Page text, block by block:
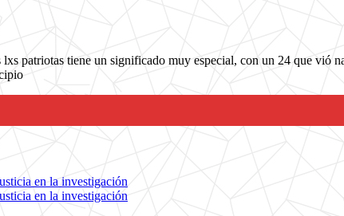
patriotas tiene un significado muy especial, con un 24 que vió
en la investigación
en la investigación